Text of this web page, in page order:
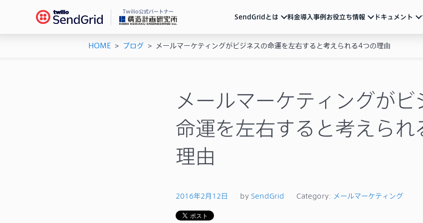
Twilio公式パートナー
SendGridとは
SendGridとは
機能一覧
料金導入事例お役立ち情報
活用ガイド
サービス紹介動画や運用のポイントをまとめたウェビナーなど
ブログ
機能の活用例やトレンド情報などを随時発信
イベント・セミナー お知らせ
ベストプラクティス
ドキュメント
ドキュメント
APIリファレンス
システム連携
サポート
HOME > ブログ > メールマーケティングがビジネスの命運を左右すると考えられる4つの理由
メールマーケティングがビ
命運を左右すると考えられ
理由
2016年2月12日 by SendGrid Category: メールマーケティング